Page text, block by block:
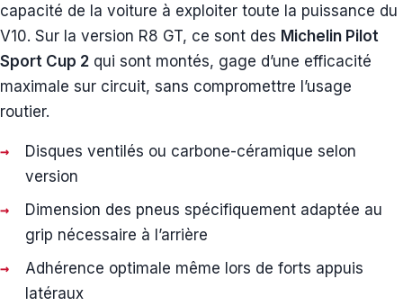
capacité de la voiture à exploiter toute la puissance du
V10. Sur la version R8 GT, ce sont des Michelin Pilot
Sport Cup 2 qui sont montés, gage d’une efficacité
maximale sur circuit, sans compromettre l’usage
routier.
Disques ventilés ou carbone-céramique selon
version
Dimension des pneus spécifiquement adaptée au
grip nécessaire à l’arrière
Adhérence optimale même lors de forts appuis
latéraux